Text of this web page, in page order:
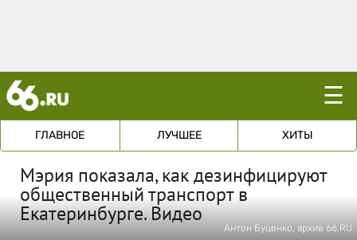
☰
ГЛАВНОЕ ЛУЧШЕЕ ХИТЫ
Мэрия показала, как дезинфицируют
общественный транспорт в
Екатеринбурге. Видео
Антон Буценко, архив 66.RU